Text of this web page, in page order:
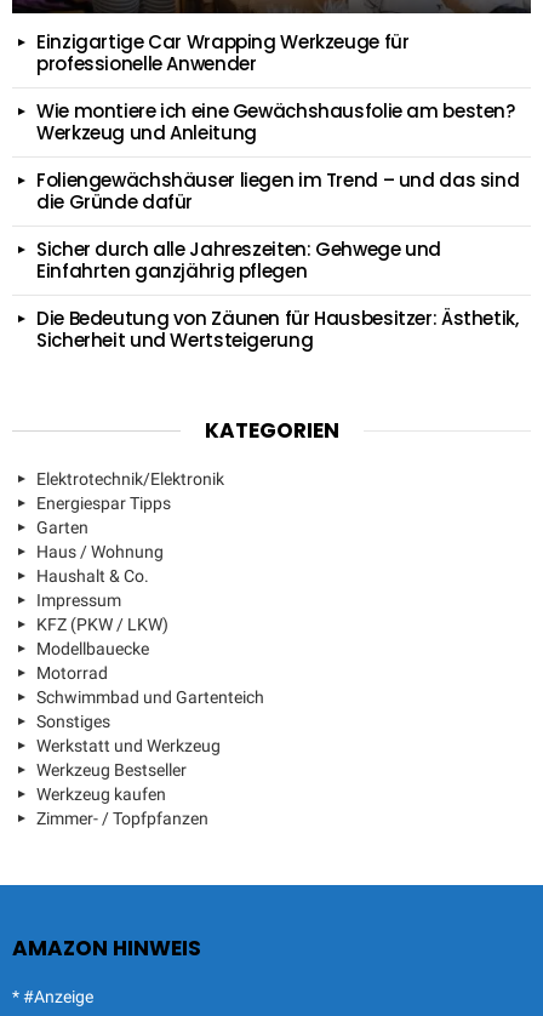
Einzigartige Car Wrapping Werkzeuge für
professionelle Anwender
Wie montiere ich eine Gewächshausfolie am besten?
Werkzeug und Anleitung
Foliengewächshäuser liegen im Trend – und das sind
die Gründe dafür
Sicher durch alle Jahreszeiten: Gehwege und
Einfahrten ganzjährig pflegen
Die Bedeutung von Zäunen für Hausbesitzer: Ästhetik,
Sicherheit und Wertsteigerung
KATEGORIEN
Elektrotechnik/Elektronik
Energiespar Tipps
Garten
Haus / Wohnung
Haushalt & Co.
Impressum
KFZ (PKW / LKW)
Modellbauecke
Motorrad
Schwimmbad und Gartenteich
Sonstiges
Werkstatt und Werkzeug
Werkzeug Bestseller
Werkzeug kaufen
Zimmer- / Topfpfanzen
AMAZON HINWEIS
* #Anzeige